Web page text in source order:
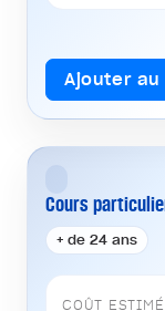
Ajouter
Cours
+ de 24 ans
COÛT